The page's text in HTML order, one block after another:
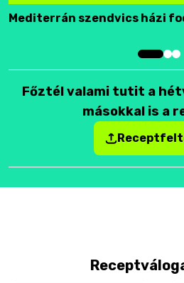
Mediterrán szendvics házi
Főztél valami tutit a
másokkal is a